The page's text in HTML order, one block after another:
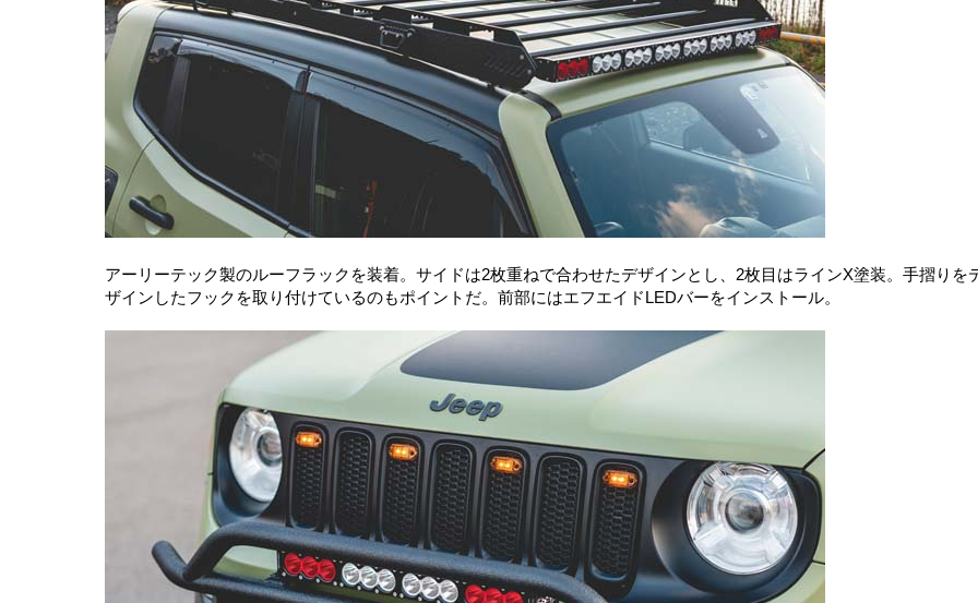
アーリーテック製のルーフラックを装着。サイドは2枚重ねで合わせたデザインとし、2枚目はラインX塗装。手摺りを
ザインしたフックを取り付けているのもポイントだ。前部にはエフエイドLEDバーをインストール。